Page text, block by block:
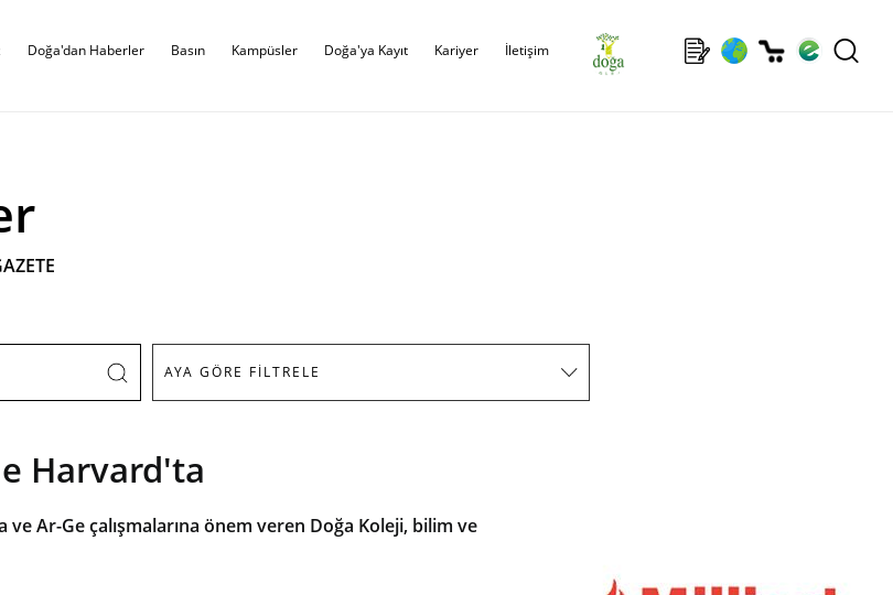
Doğa'dan Haberler Basın Kampüsler Doğa'ya Kayıt Kariyer İletişim
Harvard'ta
Ar-Ge çalışmalarına önem veren Doğa Koleji, bilim ve